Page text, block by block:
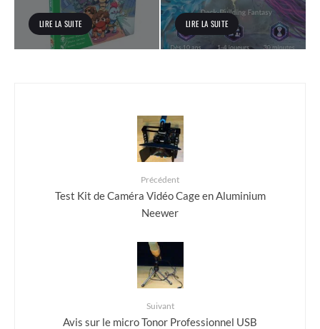
LIRE LA SUITE LIRE LA SUITE
Précédent
Test Kit de Caméra Vidéo Cage en Aluminium
Neewer
Suivant
Avis sur le micro Tonor Professionnel USB